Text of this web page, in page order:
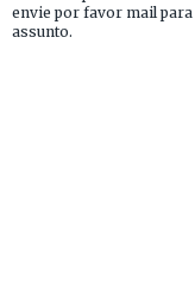
envie por favor mail para
assunto.